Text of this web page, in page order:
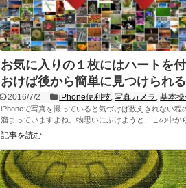
お気に入りの１枚にはハートを
おけば後から簡単に見つけられ
2016/7/2 iPhone便利技 ,写真カメラ ,基本
iPhoneで写真を撮っていると気づけば数えきれない程
溜まっていますよね。物思いにふけようと、この中か
記事を読む